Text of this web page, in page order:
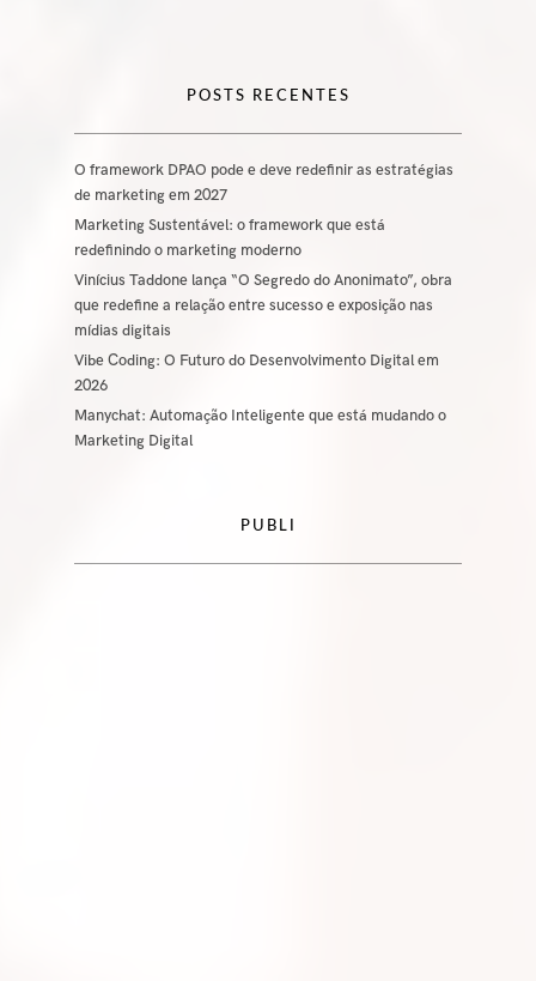
POSTS RECENTES
O framework DPAO pode e deve redefinir as estratégias
de marketing em 2027
Marketing Sustentável: o framework que está
redefinindo o marketing moderno
Vinícius Taddone lança “O Segredo do Anonimato”, obra
que redefine a relação entre sucesso e exposição nas
mídias digitais
Vibe Coding: O Futuro do Desenvolvimento Digital em
2026
Manychat: Automação Inteligente que está mudando o
Marketing Digital
PUBLI